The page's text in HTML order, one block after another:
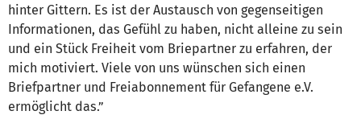
hinter Gittern. Es ist der Austausch von gegenseitigen
Informationen, das Gefühl zu haben, nicht alleine zu sein
und ein Stück Freiheit vom Briepartner zu erfahren, der
mich motiviert. Viele von uns wünschen sich einen
Briefpartner und Freiabonnement für Gefangene e.V.
ermöglicht das.”